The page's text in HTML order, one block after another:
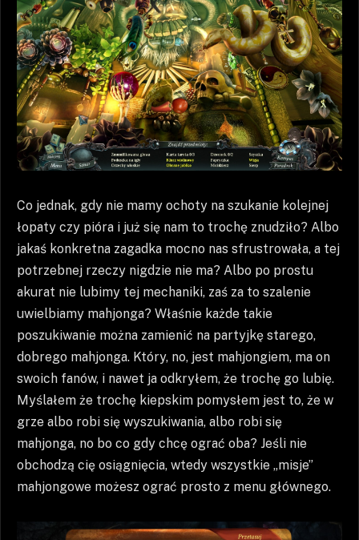
Co jednak, gdy nie mamy ochoty na szukanie kolejnej
łopaty czy pióra i już się nam to trochę znudziło? Albo
jakaś konkretna zagadka mocno nas sfrustrowała, a tej
potrzebnej rzeczy nigdzie nie ma? Albo po prostu
akurat nie lubimy tej mechaniki, zaś za to szalenie
uwielbiamy mahjonga? Właśnie każde takie
poszukiwanie można zamienić na partyjkę starego,
dobrego mahjonga. Który, no, jest mahjongiem, ma on
swoich fanów, i nawet ja odkryłem, że trochę go lubię.
Myślałem że trochę kiepskim pomysłem jest to, że w
grze albo robi się wyszukiwania, albo robi się
mahjonga, no bo co gdy chcę ograć oba? Jeśli nie
obchodzą cię osiągnięcia, wtedy wszystkie „misje”
mahjongowe możesz ograć prosto z menu głównego.